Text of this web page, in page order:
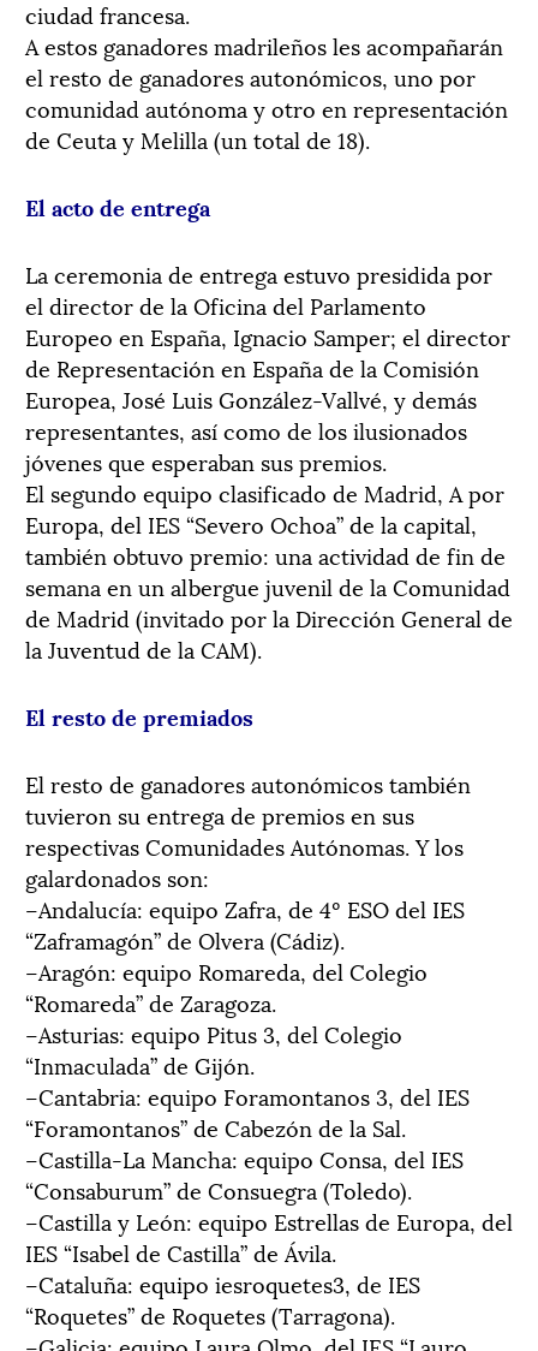
ciudad francesa.
A estos ganadores madrileños les acompañarán
el resto de ganadores autonómicos, uno por
comunidad autónoma y otro en representación
de Ceuta y Melilla (un total de 18).
El acto de entrega
La ceremonia de entrega estuvo presidida por
el director de la Oficina del Parlamento
Europeo en España, Ignacio Samper; el director
de Representación en España de la Comisión
Europea, José Luis González-Vallvé, y demás
representantes, así como de los ilusionados
jóvenes que esperaban sus premios.
El segundo equipo clasificado de Madrid, A por
Europa, del IES “Severo Ochoa” de la capital,
también obtuvo premio: una actividad de fin de
semana en un albergue juvenil de la Comunidad
de Madrid (invitado por la Dirección General de
la Juventud de la CAM).
El resto de premiados
El resto de ganadores autonómicos también
tuvieron su entrega de premios en sus
respectivas Comunidades Autónomas. Y los
galardonados son:
–Andalucía: equipo Zafra, de 4º ESO del IES
“Zaframagón” de Olvera (Cádiz).
–Aragón: equipo Romareda, del Colegio
“Romareda” de Zaragoza.
–Asturias: equipo Pitus 3, del Colegio
“Inmaculada” de Gijón.
–Cantabria: equipo Foramontanos 3, del IES
“Foramontanos” de Cabezón de la Sal.
–Castilla-La Mancha: equipo Consa, del IES
“Consaburum” de Consuegra (Toledo).
–Castilla y León: equipo Estrellas de Europa, del
IES “Isabel de Castilla” de Ávila.
–Cataluña: equipo iesroquetes3, de IES
“Roquetes” de Roquetes (Tarragona).